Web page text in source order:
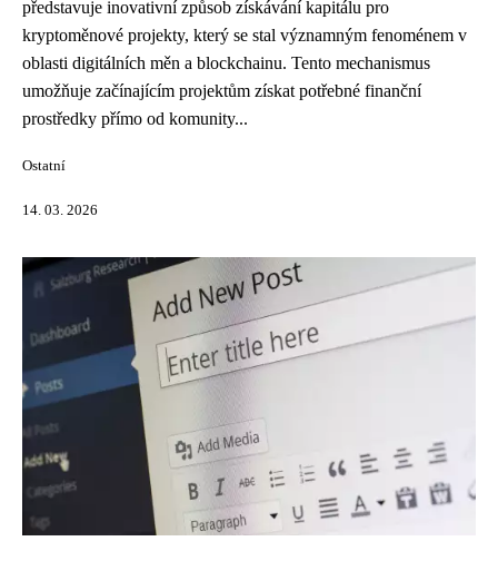
představuje inovativní způsob získávání kapitálu pro
kryptoměnové projekty, který se stal významným fenoménem v
oblasti digitálních měn a blockchainu. Tento mechanismus
umožňuje začínajícím projektům získat potřebné finanční
prostředky přímo od komunity...
Ostatní
14. 03. 2026